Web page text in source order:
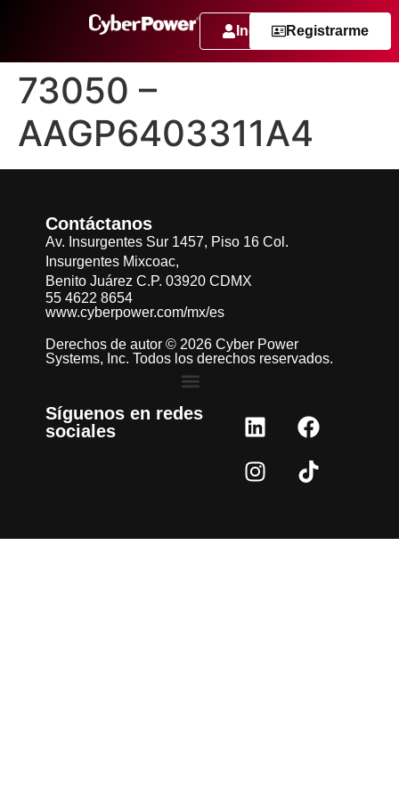
IngresarRegistrarme
73050 –
AAGP6403311A4
Contáctanos
Av. Insurgentes Sur 1457, Piso 16 Col.
Insurgentes Mixcoac,
Benito Juárez C.P. 03920 CDMX
55 4622 8654
www.cyberpower.com/mx/es
Derechos de autor © 2026 Cyber Power
Systems, Inc. Todos los derechos reservados.
Síguenos en redes
sociales